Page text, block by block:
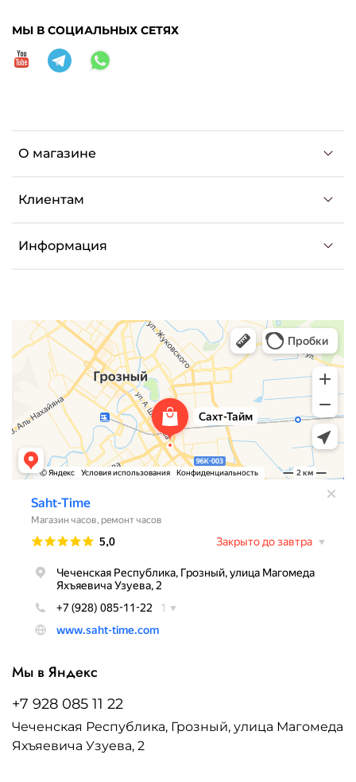
О магазине
Клиентам
Информация
МЫ В СОЦИАЛЬНЫХ СЕТЯХ
Мы в Яндекс
+7 928 085 11 22
Чеченская Республика, Грозный, улица Магомеда
Яхъяевича Узуева, 2